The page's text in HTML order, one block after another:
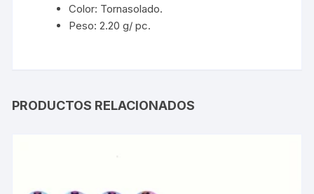
Color: Tornasolado.
Peso: 2.20 g/ pc.
PRODUCTOS RELACIONADOS